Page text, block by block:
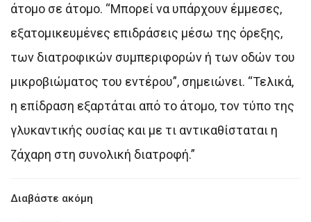
άτομο σε άτομο. “Μπορεί να υπάρχουν έμμεσες,
εξατομικευμένες επιδράσεις μέσω της όρεξης,
των διατροφικών συμπεριφορών ή των οδών του
μικροβιώματος του εντέρου”, σημειώνει. “Τελικά,
η επίδραση εξαρτάται από το άτομο, τον τύπο της
γλυκαντικής ουσίας και με τι αντικαθίσταται η
ζάχαρη στη συνολική διατροφή.”
Διαβάστε ακόμη